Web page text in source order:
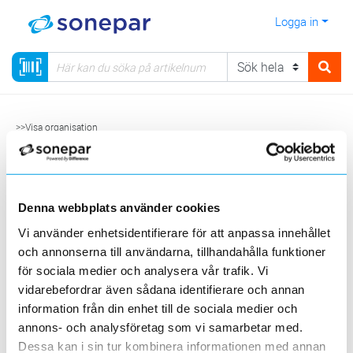
Denna webbplats använder cookies
Vi använder enhetsidentifierare för att anpassa innehållet
och annonserna till användarna, tillhandahålla funktioner
för sociala medier och analysera vår trafik. Vi
vidarebefordrar även sådana identifierare och annan
information från din enhet till de sociala medier och
annons- och analysföretag som vi samarbetar med.
Dessa kan i sin tur kombinera informationen med annan
Logga in
>>Visa organisation
Inne/Butikssäljare
Stefan Andersson
Inne/Butikssäljare
Stockholm/Arlandastad
+468923964